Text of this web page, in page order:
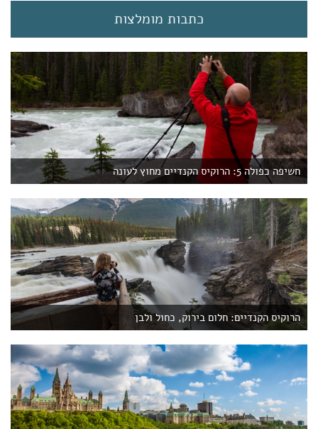
כתבות מומלצות
חשיפה כפולה 5: הרוקיס הקנדיים מחוץ לעונה
הרוקיס הקנדיים: חלום בירוק, כחול ולבן